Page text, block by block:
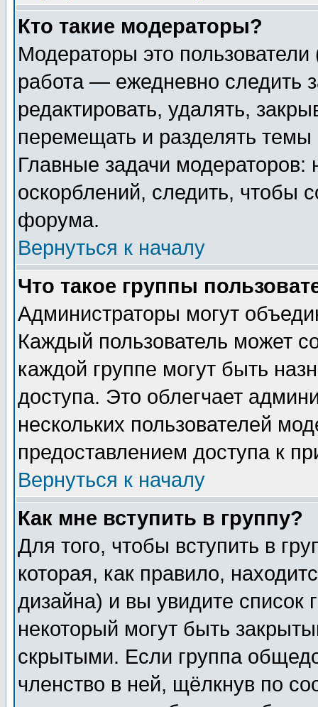
Кто такие модераторы?
Модераторы это
работа — ежедневно следить
редактировать, удалять,
перемещать и разделять
Главные задачи
оскорблений, следить, чтобы
форума.
Вернуться к началу
Что такое группы
Администраторы могут
Каждый пользователь может
каждой группе могут быть
доступа. Это облегчает
нескольких пользователей
предоставлением доступа к
Вернуться к началу
Как мне вступить в группу?
Для того, чтобы вступить в
которая, как правило,
дизайна) и вы увидите список
некоторый могут быть
скрытыми. Если группа
членство в ней, щёлкнув по